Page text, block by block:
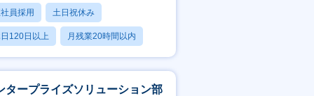
員採用 土日祝休み
120日以上 月残業20時間以内
あり
タープライズソリューション部